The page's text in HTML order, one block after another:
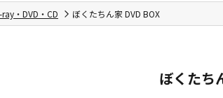
・DVD・CD ぼくたちん家 DVD BOX
ぼくたち